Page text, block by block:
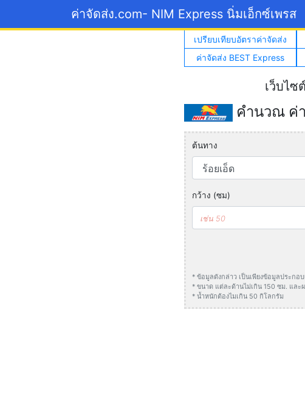
ค่าจัดส่ง.com- NIM Express นิ่มเอ็กซ์เพรส
เปรียบเทียบอัตราค่าจัดส่ง
ค่าจัดส่ง BEST Express
เว็บไซ
คำนวณ ค่
ต้นทาง
กว้าง (ซม)
* ข้อมูลดังกล่าว เป็นเพียงข้อมูลประกอ
* ขนาด แต่ละด้านไม่เกิน 150 ซม. และ
* น้ำหนักต้องไมเกิน 50 กิโลกรัม